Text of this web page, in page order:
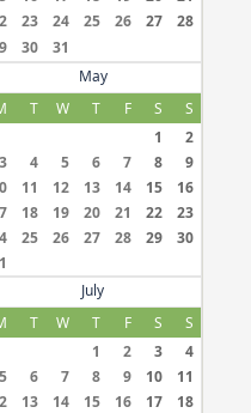
23 24 25 26 27
28
30
31
May
T W T F S
S
1
2
3
4 5 6 7 8
9
11 12 13 14 15
16
18 19 20 21 22
23
25 26 27 28 29
30
July
T W T F S
S
1
2 3
4
5
6 7 8 9 10
11
13 14 15 16 17
18